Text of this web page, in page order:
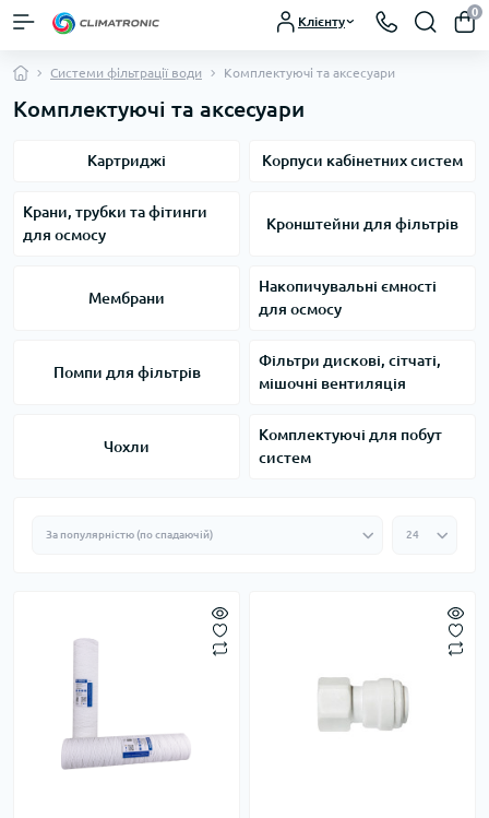
Клієнту
0
Системи фільтрації води Комплектуючі та аксесуари
Комплектуючі та аксесуари
Картриджі Корпуси кабінетних систем
Крани, трубки та фітинги
для осмосу
Кронштейни для фільтрів
Мембрани
Накопичувальні ємності
для осмосу
Помпи для фільтрів
Фiльтри дискові, сітчаті,
мішочні вентиляція
Чохли
Комплектуючі для побут
систем